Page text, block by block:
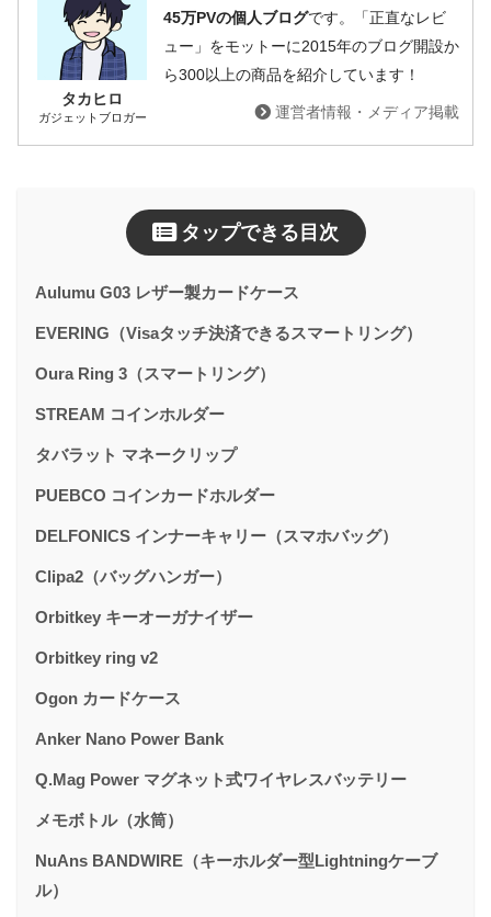
タカヒロ
ガジェットブロガー
45万PVの個人ブログです。「正直なレビ
ュー」をモットーに2015年のブログ開設か
ら300以上の商品を紹介しています！
運営者情報・メディア掲載
タップできる目次
Aulumu G03 レザー製カードケース
EVERING（Visaタッチ決済できるスマートリング）
Oura Ring 3（スマートリング）
STREAM コインホルダー
タバラット マネークリップ
PUEBCO コインカードホルダー
DELFONICS インナーキャリー（スマホバッグ）
Clipa2（バッグハンガー）
Orbitkey キーオーガナイザー
Orbitkey ring v2
Ogon カードケース
Anker Nano Power Bank
Q.Mag Power マグネット式ワイヤレスバッテリー
メモボトル（水筒）
NuAns BANDWIRE（キーホルダー型Lightningケーブ
ル）